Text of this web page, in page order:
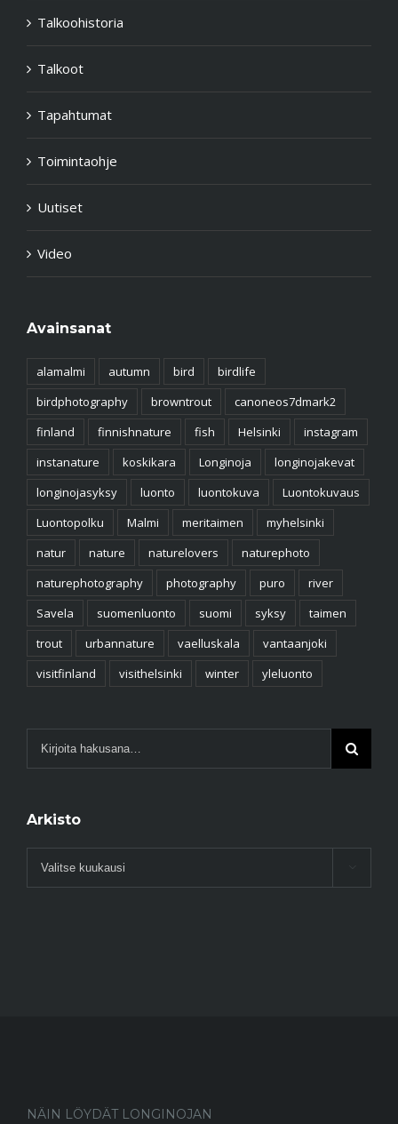
Talkoohistoria
Talkoot
Tapahtumat
Toimintaohje
Uutiset
Video
Avainsanat
alamalmi autumn bird
birdlife
birdphotography
browntrout
canoneos7dmark2
finland
finnishnature fish Helsinki
instagram
instanature
koskikara Longinoja
longinojakevat
longinojasyksy
luonto luontokuva
Luontokuvaus
Luontopolku
Malmi meritaimen
myhelsinki
natur
nature naturelovers
naturephoto
naturephotography
photography puro
river
Savela
suomenluonto suomi syksy
taimen
trout
urbannature vaelluskala
vantaanjoki
visitfinland
visithelsinki winter yleluonto
Arkisto
Arkisto
NÄIN LÖYDÄT LONGINOJAN